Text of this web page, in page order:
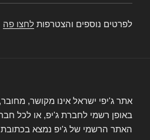
לפרטים נוספים והצטרפות לחצו פה
אתר ג'יפי ישראל אינו מקושר,
באופן רשמי לחברת ג'יפ, או לכל